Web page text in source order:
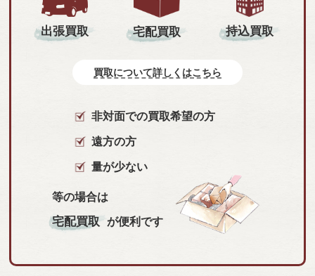
出張買取 宅配買取 持込買取
買取について詳しくはこちら
非対面での買取希望の方
遠方の方
量が少ない
等の場合は
宅配買取 が便利です